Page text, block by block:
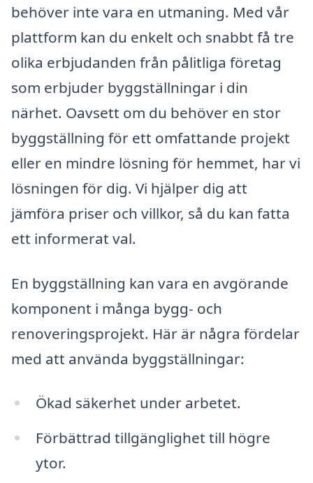
behöver inte vara en utmaning. Med vår
plattform kan du enkelt och snabbt få tre
olika erbjudanden från pålitliga företag
som erbjuder byggställningar i din
närhet. Oavsett om du behöver en stor
byggställning för ett omfattande projekt
eller en mindre lösning för hemmet, har vi
lösningen för dig. Vi hjälper dig att
jämföra priser och villkor, så du kan fatta
ett informerat val.
En byggställning kan vara en avgörande
komponent i många bygg- och
renoveringsprojekt. Här är några fördelar
med att använda byggställningar:
Ökad säkerhet under arbetet.
Förbättrad tillgänglighet till högre
ytor.